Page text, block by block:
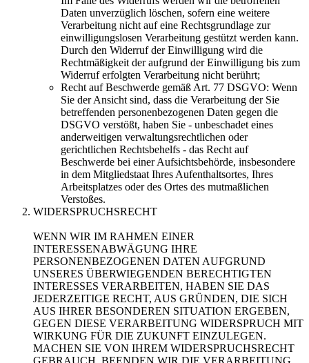
Daten unverzüglich löschen, sofern eine weitere
Verarbeitung nicht auf eine Rechtsgrundlage zur
einwilligungslosen Verarbeitung gestützt werden kann.
Durch den Widerruf der Einwilligung wird die
Rechtmäßigkeit der aufgrund der Einwilligung bis zum
Widerruf erfolgten Verarbeitung nicht berührt;
Recht auf Beschwerde gemäß Art. 77 DSGVO: Wenn
Sie der Ansicht sind, dass die Verarbeitung der Sie
betreffenden personenbezogenen Daten gegen die
DSGVO verstößt, haben Sie - unbeschadet eines
anderweitigen verwaltungsrechtlichen oder
gerichtlichen Rechtsbehelfs - das Recht auf
Beschwerde bei einer Aufsichtsbehörde, insbesondere
in dem Mitgliedstaat Ihres Aufenthaltsortes, Ihres
Arbeitsplatzes oder des Ortes des mutmaßlichen
Verstoßes.
WIDERSPRUCHSRECHT
WENN WIR IM RAHMEN EINER
INTERESSENABWÄGUNG IHRE
PERSONENBEZOGENEN DATEN AUFGRUND
UNSERES ÜBERWIEGENDEN BERECHTIGTEN
INTERESSES VERARBEITEN, HABEN SIE DAS
JEDERZEITIGE RECHT, AUS GRÜNDEN, DIE SICH
AUS IHRER BESONDEREN SITUATION ERGEBEN,
GEGEN DIESE VERARBEITUNG WIDERSPRUCH MIT
WIRKUNG FÜR DIE ZUKUNFT EINZULEGEN.
MACHEN SIE VON IHREM WIDERSPRUCHSRECHT
GEBRAUCH, BEENDEN WIR DIE VERARBEITUNG